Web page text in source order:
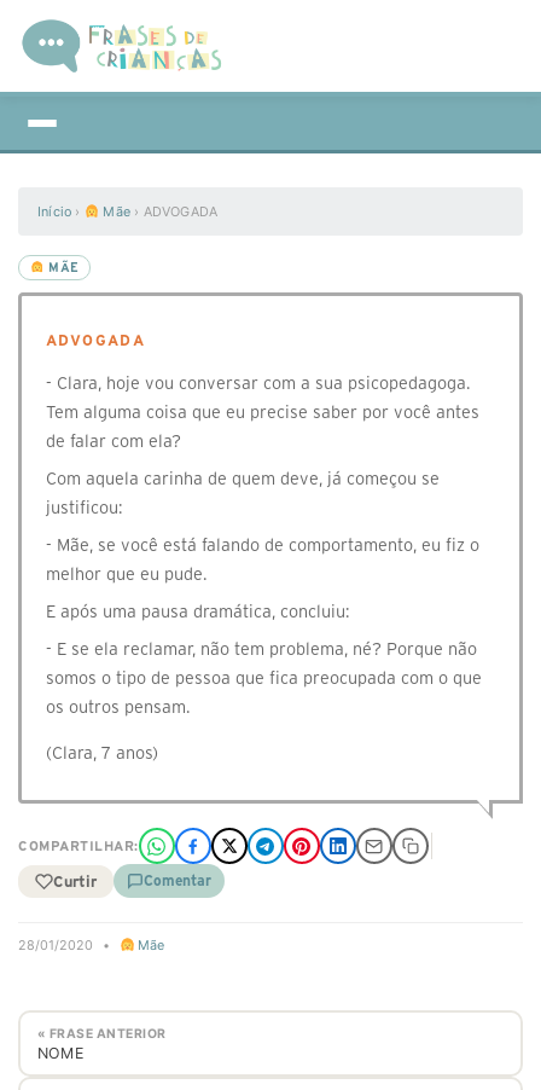
Início › Mãe › ADVOGADA
MÃE
ADVOGADA
- Clara, hoje vou conversar com a sua psicopedagoga.
Tem alguma coisa que eu precise saber por você antes
de falar com ela?
Com aquela carinha de quem deve, já começou se
justificou:
- Mãe, se você está falando de comportamento, eu fiz o
melhor que eu pude.
E após uma pausa dramática, concluiu:
- E se ela reclamar, não tem problema, né? Porque não
somos o tipo de pessoa que fica preocupada com o que
os outros pensam.
(Clara, 7 anos)
COMPARTILHAR:
Curtir Comentar
28/01/2020 • Mãe
« FRASE ANTERIOR
NOME